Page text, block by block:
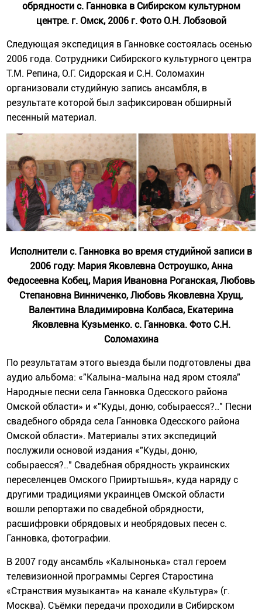
обрядности с. Ганновка в Сибирском культурном
центре. г. Омск, 2006 г. Фото О.Н. Лобзовой
Следующая экспедиция в Ганновке состоялась осенью
2006 года. Сотрудники Сибирского культурного центра
Т.М. Репина, О.Г. Сидорская и С.Н. Соломахин
организовали студийную запись ансамбля, в
результате которой был зафиксирован обширный
песенный материал.
Исполнители с. Ганновка во время студийной записи в
2006 году: Мария Яковлевна Остроушко, Анна
Федосеевна Кобец, Мария Ивановна Роганская, Любовь
Степановна Винниченко, Любовь Яковлевна Хрущ,
Валентина Владимировна Колбаса, Екатерина
Яковлевна Кузьменко. с. Ганновка. Фото С.Н.
Соломахина
По результатам этого выезда были подготовлены два
аудио альбома: «"Калына-малына над яром стояла"
Народные песни села Ганновка Одесского района
Омской области» и «"Куды, доню, собыраесся?.." Песни
свадебного обряда села Ганновка Одесского района
Омской области». Материалы этих экспедиций
послужили основой издания «"Куды, доню,
собыраесся?.." Свадебная обрядность украинских
переселенцев Омского Прииртышья», куда наряду с
другими традициями украинцев Омской области
вошли репортажи по свадебной обрядности,
расшифровки обрядовых и необрядовых песен с.
Ганновка, фотографии.
В 2007 году ансамбль «Калынонька» стал героем
телевизионной программы Сергея Старостина
«Странствия музыканта» на канале «Культура» (г.
Москва). Съёмки передачи проходили в Сибирском